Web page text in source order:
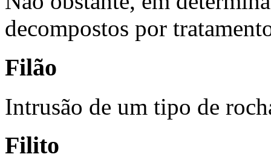
decompostos por
Filão
Intrusão de um tipo de
Filito